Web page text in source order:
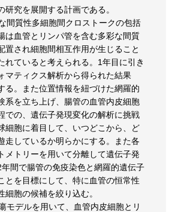
研究を展開する計画である。
間質性多細胞間クロストークの包括
は血管とリンパ管を含む多彩な間質
置され細胞間相互作用が生じること
れていると考えられる。1年目に引き
マティクス解析から得られた結果
る。また位置情報を紐づけた網羅的
系を立ち上げ、腸管の血管内皮細胞
での、遺伝子発現変化の解析に挑戦
細胞に着目して、いつどこから、ど
走しているか明らかにする。また各
メトリーを用いて分離して遺伝子発
間で腸管の免疫染色と網羅的遺伝子
とを目標にして、特に血管の恒常性
胞の候補を絞り込む。
モデルを用いて、血管内皮細胞とリ